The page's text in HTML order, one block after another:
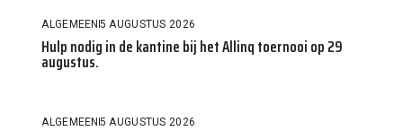
ALGEMEEN5 AUGUSTUS 2026
Hulp nodig in de kantine bij het Allinq toernooi op 29
augustus.
ALGEMEEN5 AUGUSTUS 2026